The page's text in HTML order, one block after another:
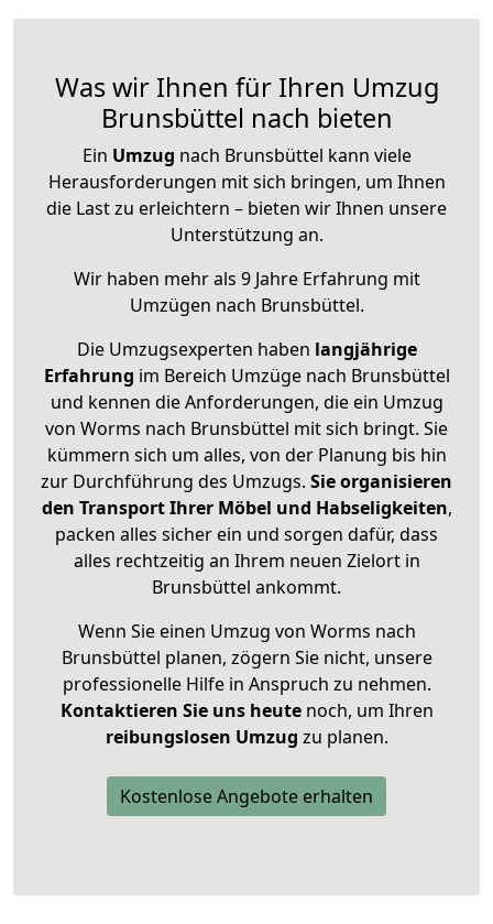
Was wir Ihnen für Ihren Umzug
Brunsbüttel nach bieten
Ein Umzug nach Brunsbüttel kann viele
Herausforderungen mit sich bringen, um Ihnen
die Last zu erleichtern – bieten wir Ihnen unsere
Unterstützung an.
Wir haben mehr als 9 Jahre Erfahrung mit
Umzügen nach Brunsbüttel.
Die Umzugsexperten haben langjährige
Erfahrung im Bereich Umzüge nach Brunsbüttel
und kennen die Anforderungen, die ein Umzug
von Worms nach Brunsbüttel mit sich bringt. Sie
kümmern sich um alles, von der Planung bis hin
zur Durchführung des Umzugs. Sie organisieren
den Transport Ihrer Möbel und Habseligkeiten,
packen alles sicher ein und sorgen dafür, dass
alles rechtzeitig an Ihrem neuen Zielort in
Brunsbüttel ankommt.
Wenn Sie einen Umzug von Worms nach
Brunsbüttel planen, zögern Sie nicht, unsere
professionelle Hilfe in Anspruch zu nehmen.
Kontaktieren Sie uns heutenoch, um Ihren
reibungslosen Umzug zu planen.
Kostenlose Angebote erhalten